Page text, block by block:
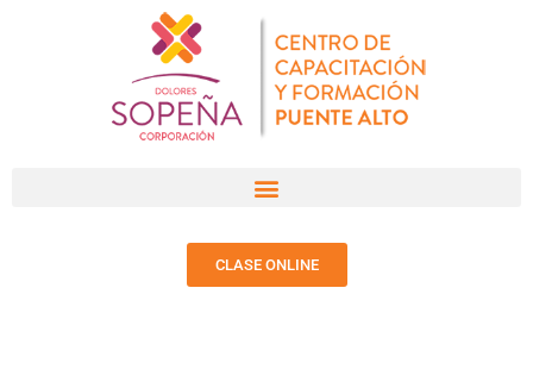
CLASE ONLINE